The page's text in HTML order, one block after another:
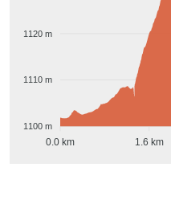
1120 m
1110 m
1100 m
0.0 km 1.6 km